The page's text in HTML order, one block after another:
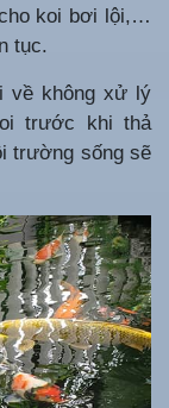
koi bơi lội,…
tục.
về không xử lý
trước khi thả
trường sống sẽ